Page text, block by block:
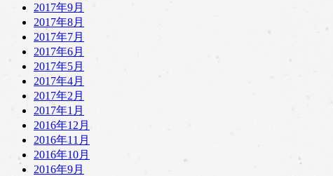
2017年9月
2017年8月
2017年7月
2017年6月
2017年5月
2017年4月
2017年2月
2017年1月
2016年12月
2016年11月
2016年10月
2016年9月